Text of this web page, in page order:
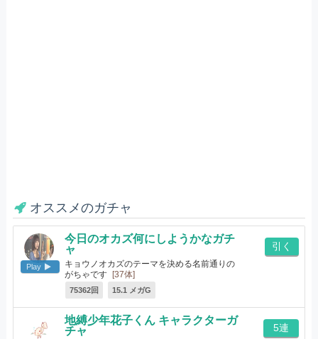
オススメのガチャ
Play
今日のオカズ何にしようかなガチ
ャ
キョウノオカズのテーマを決める名前通りの
がちゃです
[37体]
75362回 15.1 メガG
引く
地縛少年花子くん キャラクターガ
チャ
5連